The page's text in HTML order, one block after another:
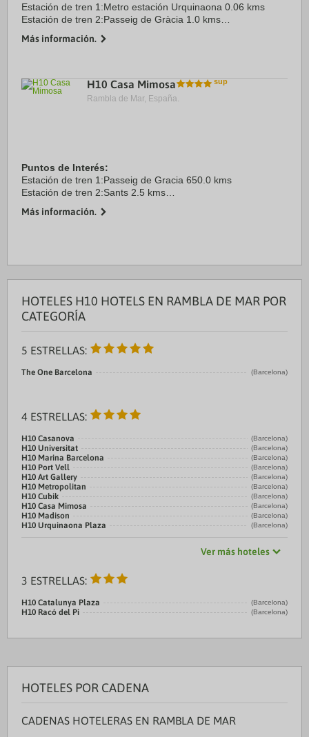
Estación de tren 1:Metro estación Urquinaona 0.06 kms
Estación de tren 2:Passeig de Gràcia 1.0 kms
Puerto:Port de Barcelona 6.0 kms
Más información.
H10 Casa Mimosa
Rambla de Mar, España.
Puntos de Interés:
Estación de tren 1:Passeig de Gracia 650.0 kms
Estación de tren 2:Sants 2.5 kms
Puerto:Puerto de Barcelona 3.5 kms
Más información.
HOTELES H10 HOTELS EN RAMBLA DE MAR POR
CATEGORÍA
5 ESTRELLAS:
The One Barcelona (Barcelona)
4 ESTRELLAS:
H10 Casanova (Barcelona)
H10 Universitat (Barcelona)
H10 Marina Barcelona (Barcelona)
H10 Port Vell (Barcelona)
H10 Art Gallery (Barcelona)
H10 Metropolitan (Barcelona)
H10 Cubik (Barcelona)
H10 Casa Mimosa (Barcelona)
H10 Madison (Barcelona)
H10 Urquinaona Plaza (Barcelona)
Ver más hoteles
3 ESTRELLAS:
H10 Catalunya Plaza (Barcelona)
H10 Racó del Pi (Barcelona)
HOTELES POR CADENA
CADENAS HOTELERAS EN RAMBLA DE MAR